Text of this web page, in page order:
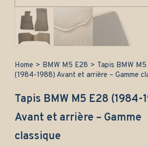
Home > BMW M5 E28 > Tapis BMW
(1984-1988) Avant et arrière – Gamme
Tapis BMW M5 E28 (1984-
Avant et arrière – Gamme
classique